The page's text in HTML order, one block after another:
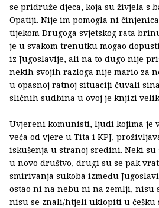
se pridruže djeca, koja su živjela s
Opatiji. Nije im pomogla ni
tijekom Drugoga svjetskog rata
je u svakom trenutku mogao
iz Jugoslavije, ali na to dugo nije
nekih svojih razloga nije mario za
u opasnoj ratnoj situaciji čuvali
sličnih sudbina u ovoj je knjizi
Uvjereni komunisti, ljudi kojima je
veća od vjere u Tita i KPJ,
iskušenja u stranoj sredini. Neki
u novo društvo, drugi su se pak
smirivanja sukoba između
ostao ni na nebu ni na zemlji, nisu
nisu se znali/htjeli uklopiti u češku